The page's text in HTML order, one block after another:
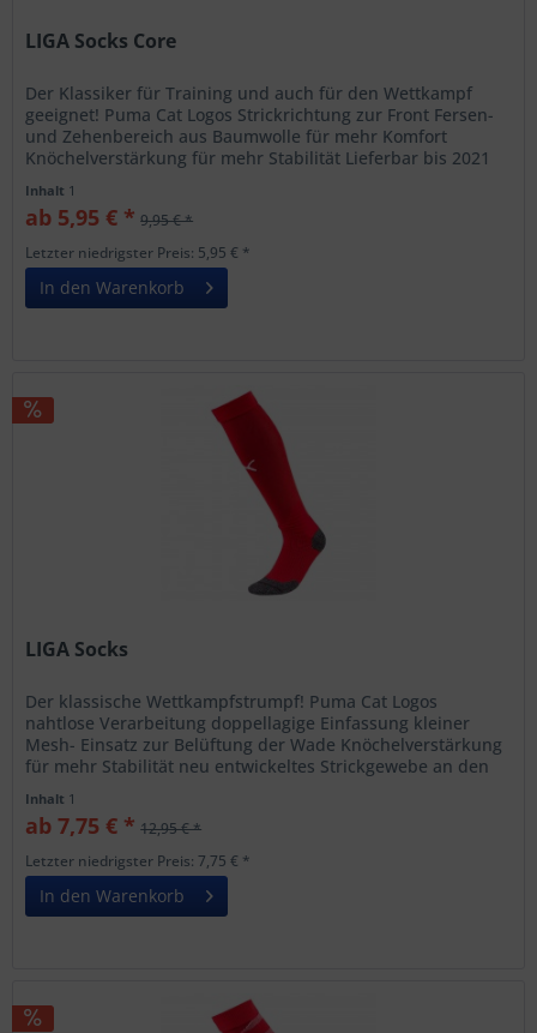
LIGA Socks Core
Der Klassiker für Training und auch für den Wettkampf
geeignet! Puma Cat Logos Strickrichtung zur Front Fersen-
und Zehenbereich aus Baumwolle für mehr Komfort
Knöchelverstärkung für mehr Stabilität Lieferbar bis 2021
Inhalt 1
ab 5,95 € * 9,95 € *
Letzter niedrigster Preis: 5,95 € *
In den Warenkorb
LIGA Socks
Der klassische Wettkampfstrumpf! Puma Cat Logos
nahtlose Verarbeitung doppellagige Einfassung kleiner
Mesh- Einsatz zur Belüftung der Wade Knöchelverstärkung
für mehr Stabilität neu entwickeltes Strickgewebe an den
Inhalt 1
ab 7,75 € * 12,95 € *
Letzter niedrigster Preis: 7,75 € *
In den Warenkorb